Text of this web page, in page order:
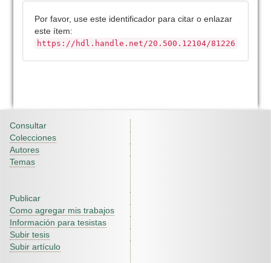
Por favor, use este identificador para citar o enlazar
este ítem:
https://hdl.handle.net/20.500.12104/81226
Consultar
Colecciones
Autores
Temas
Publicar
Como agregar mis trabajos
Información para tesistas
Subir tesis
Subir artículo